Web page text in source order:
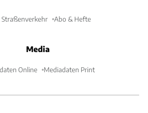
Abo & Hefte
Media
Online Mediadaten Print